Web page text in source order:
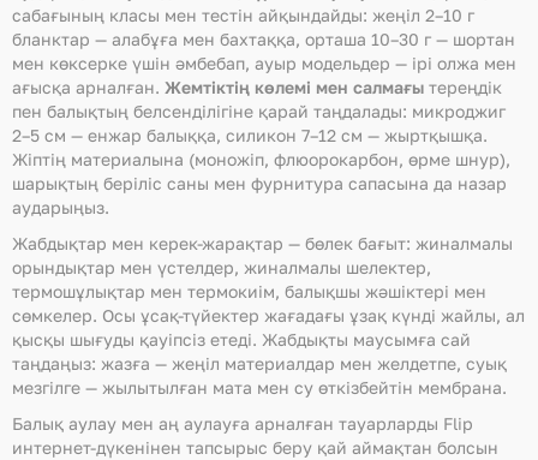
сабағының класы мен тестін айқындайды: жеңіл 2–10 г
бланктар — алабұға мен бахтаққа, орташа 10–30 г — шортан
мен көксерке үшін әмбебап, ауыр модельдер — ірі олжа мен
ағысқа арналған. Жемтіктің көлемі мен салмағы тереңдік
пен балықтың белсенділігіне қарай таңдалады: микроджиг
2–5 см — енжар балыққа, силикон 7–12 см — жыртқышқа.
Жіптің материалына (моножіп, флюорокарбон, өрме шнур),
шарықтың беріліс саны мен фурнитура сапасына да назар
аударыңыз.
Жабдықтар мен керек-жарақтар — бөлек бағыт: жиналмалы
орындықтар мен үстелдер, жиналмалы шелектер,
термошұлықтар мен термокиім, балықшы жәшіктері мен
сөмкелер. Осы ұсақ-түйектер жағадағы ұзақ күнді жайлы, ал
қысқы шығуды қауіпсіз етеді. Жабдықты маусымға сай
таңдаңыз: жазға — жеңіл материалдар мен желдетпе, суық
мезгілге — жылытылған мата мен су өткізбейтін мембрана.
Балық аулау мен аң аулауға арналған тауарларды Flip
интернет-дүкенінен тапсырыс беру қай аймақтан болсын